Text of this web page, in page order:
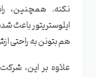
نکنه. همچنین،
ایلوستریتور باعث
هم بتونن به راحتی